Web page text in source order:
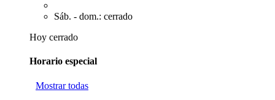
Sáb. - dom.: cerrado
Hoy cerrado
Horario especial
Mostrar todas